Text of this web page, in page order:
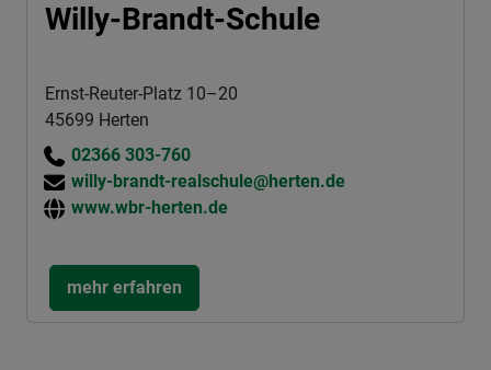
Willy-Brandt-Schule
Ernst-Reuter-Platz 10–20
45699 Herten
02366 303-760
willy-brandt-realschule@herten.de
www.wbr-herten.de
mehr erfahren